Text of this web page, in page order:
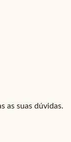
as suas dúvidas.